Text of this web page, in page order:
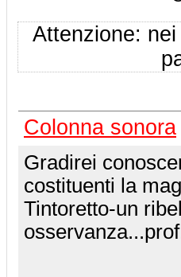
Attenzione:
Colonna sonora
Gradirei
costituenti la
Tintoretto-un